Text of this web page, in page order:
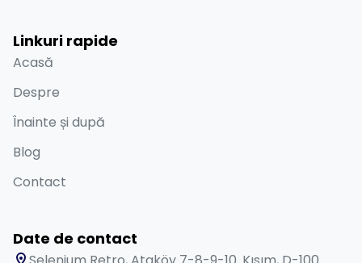
Linkuri rapide
Acasă
Despre
Înainte și după
Blog
Contact
Date de contact